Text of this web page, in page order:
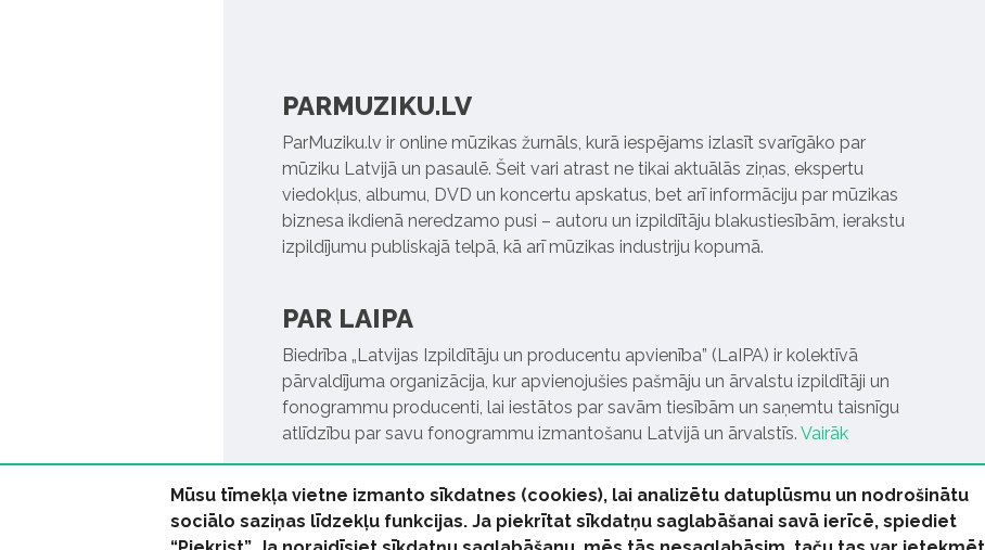
PARMUZIKU.LV
ParMuziku.lv ir online mūzikas žurnāls, kurā iespējams izlasīt svarīgāko par
mūziku Latvijā un pasaulē. Šeit vari atrast ne tikai aktuālās ziņas, ekspertu
viedokļus, albumu, DVD un koncertu apskatus, bet arī informāciju par mūzikas
biznesa ikdienā neredzamo pusi – autoru un izpildītāju blakustiesībām, ierakstu
izpildījumu publiskajā telpā, kā arī mūzikas industriju kopumā.
PAR LAIPA
Biedrība „Latvijas Izpildītāju un producentu apvienība” (LaIPA) ir kolektīvā
pārvaldījuma organizācija, kur apvienojušies pašmāju un ārvalstu izpildītāji un
fonogrammu producenti, lai iestātos par savām tiesībām un saņemtu taisnīgu
atlīdzību par savu fonogrammu izmantošanu Latvijā un ārvalstīs. Vairāk
Mūsu tīmekļa vietne izmanto sīkdatnes (cookies), lai analizētu datuplūsmu un nodrošinātu
sociālo saziņas līdzekļu funkcijas. Ja piekrītat sīkdatņu saglabāšanai savā ierīcē, spiediet